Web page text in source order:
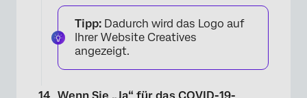
Tipp: Dadurch wird das Logo auf
Ihrer Website Creatives
angezeigt.